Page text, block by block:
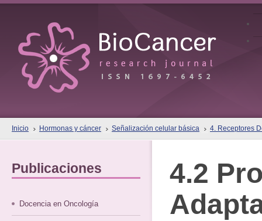
Inicio Hormonas y cáncer Señalización celular básica 4. Receptores
Publicaciones
Docencia en Oncología
4.2